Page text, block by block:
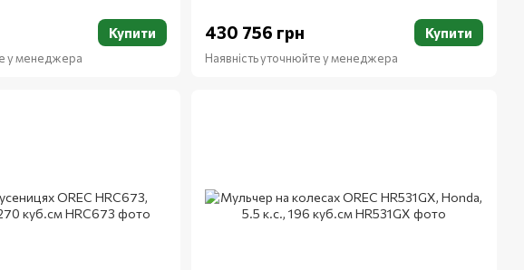
Купити
у менеджера
430 756 грн Купити
Наявність уточнюйте у менеджера